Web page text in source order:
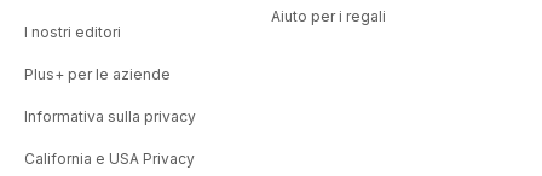
I nostri editori
Plus+ per le aziende
Informativa sulla privacy
California e USA Privacy
Aiuto per i regali